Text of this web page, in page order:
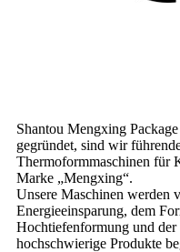
Shantou Mengxing
gegründet, sind wir
Thermoformmaschinen für
Marke „Mengxing“.
Unsere Maschinen werden
Energieeinsparung, dem
Hochtiefenformung und
hochschwierige Produkte